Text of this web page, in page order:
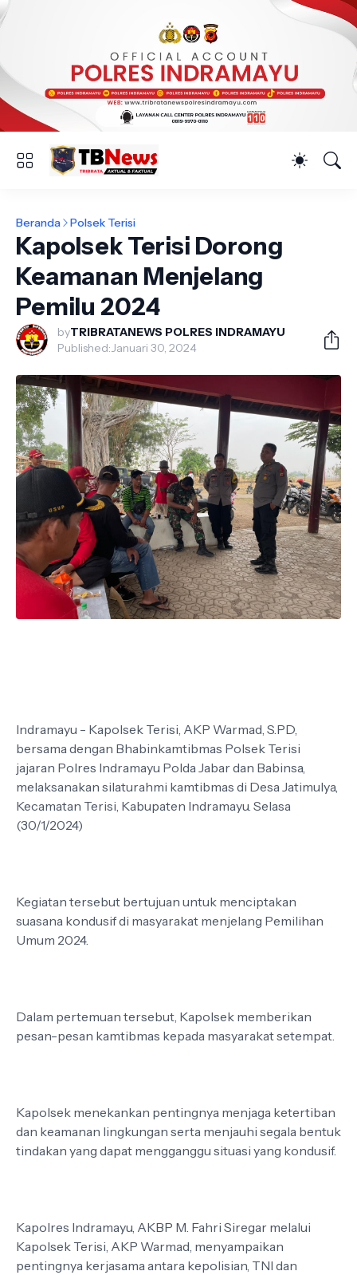
Beranda Polsek Terisi
Kapolsek Terisi Dorong
Keamanan Menjelang
Pemilu 2024
byTRIBRATANEWS POLRES INDRAMAYU
Published:Januari 30, 2024
Indramayu - Kapolsek Terisi, AKP Warmad, S.PD,
bersama dengan Bhabinkamtibmas Polsek Terisi
jajaran Polres Indramayu Polda Jabar dan Babinsa,
melaksanakan silaturahmi kamtibmas di Desa Jatimulya,
Kecamatan Terisi, Kabupaten Indramayu. Selasa
(30/1/2024)
Kegiatan tersebut bertujuan untuk menciptakan
suasana kondusif di masyarakat menjelang Pemilihan
Umum 2024.
Dalam pertemuan tersebut, Kapolsek memberikan
pesan-pesan kamtibmas kepada masyarakat setempat.
Kapolsek menekankan pentingnya menjaga ketertiban
dan keamanan lingkungan serta menjauhi segala bentuk
tindakan yang dapat mengganggu situasi yang kondusif.
Kapolres Indramayu, AKBP M. Fahri Siregar melalui
Kapolsek Terisi, AKP Warmad, menyampaikan
pentingnya kerjasama antara kepolisian, TNI dan